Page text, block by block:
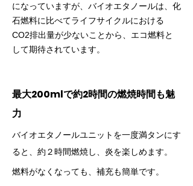
になっていますが、バイオエタノールは、化
石燃料に比べてライフサイクルにおける
CO2排出量が少ないことから、エコ燃料と
して期待されています。
最大200mlで約2時間の燃焼時間も魅
力
バイオエタノールユニットを一度満タンにす
ると、約２時間燃焼し、炎を楽しめます。
燃料がなくなっても、補充も簡単です。